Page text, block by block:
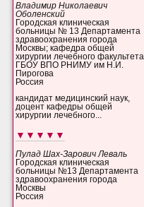
Владимир Николаевич
Оболенский
Городская клиническая
больницы № 13 Департамента
здравоохранения города
Москвы; кафедра общей
хирургии лечебного факультета
ГБОУ ВПО РНИМУ им Н.И.
Пирогова
Россия
кандидат медицинский наук,
доцент кафедры общей
хирургии лечебного...
▼▼▼▼▼
Пулад Шах-Зарович Леваль
Городская клиническая
больницы №13 Департамента
здравоохранения города
Москвы
Россия